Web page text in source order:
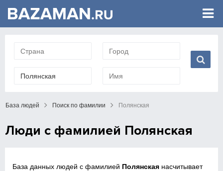
База людей Поиск по фамилии Полянская
Люди с фамилией Полянская
База данных людей с фамилией Полянская насчитывает